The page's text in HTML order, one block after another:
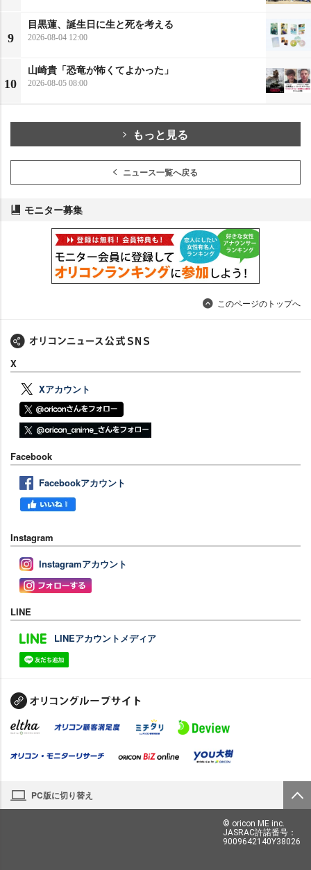
9
目黒蓮、誕生日に生と死を考える
2026-08-04 12:00
10
山崎貴「恐竜が怖くてよかった」
2026-08-05 08:00
もっと見る
ニュース一覧へ戻る
モニター募集
このページのトップへ
X
Xアカウント
Facebook
Facebookアカウント
Instagram
Instagramアカウント
LINE
LINEアカウントメディア
PC版に切り替え
© oricon ME inc.
JASRAC許諾番号：
9009642140Y38026